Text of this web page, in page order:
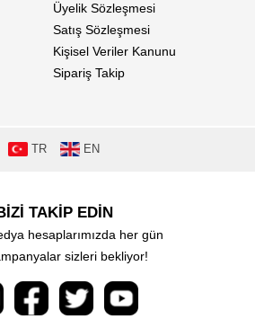
Üyelik Sözleşmesi
Satış Sözleşmesi
Kişisel Veriler Kanunu
Sipariş Takip
TR EN
TAKİP EDİN
hesaplarımızda her gün
sizleri bekliyor!